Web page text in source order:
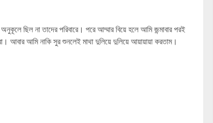
ছিল না তাদের পরিবারে। পরে আম্মার বিয়ে হলে আমি জন্মাবার পরই
আবার আমি নাকি সুর শুনলেই মাথা দুলিয়ে দুলিয়ে আয়ায়ায়া করতাম।